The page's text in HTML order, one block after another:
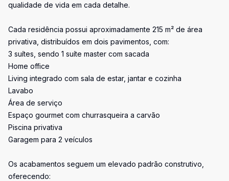
qualidade de vida em cada detalhe.
Cada residência possui aproximadamente 215 m² de área
privativa, distribuídos em dois pavimentos, com:
3 suítes, sendo 1 suíte master com sacada
Home office
Living integrado com sala de estar, jantar e cozinha
Lavabo
Área de serviço
Espaço gourmet com churrasqueira a carvão
Piscina privativa
Garagem para 2 veículos
Os acabamentos seguem um elevado padrão construtivo,
oferecendo: